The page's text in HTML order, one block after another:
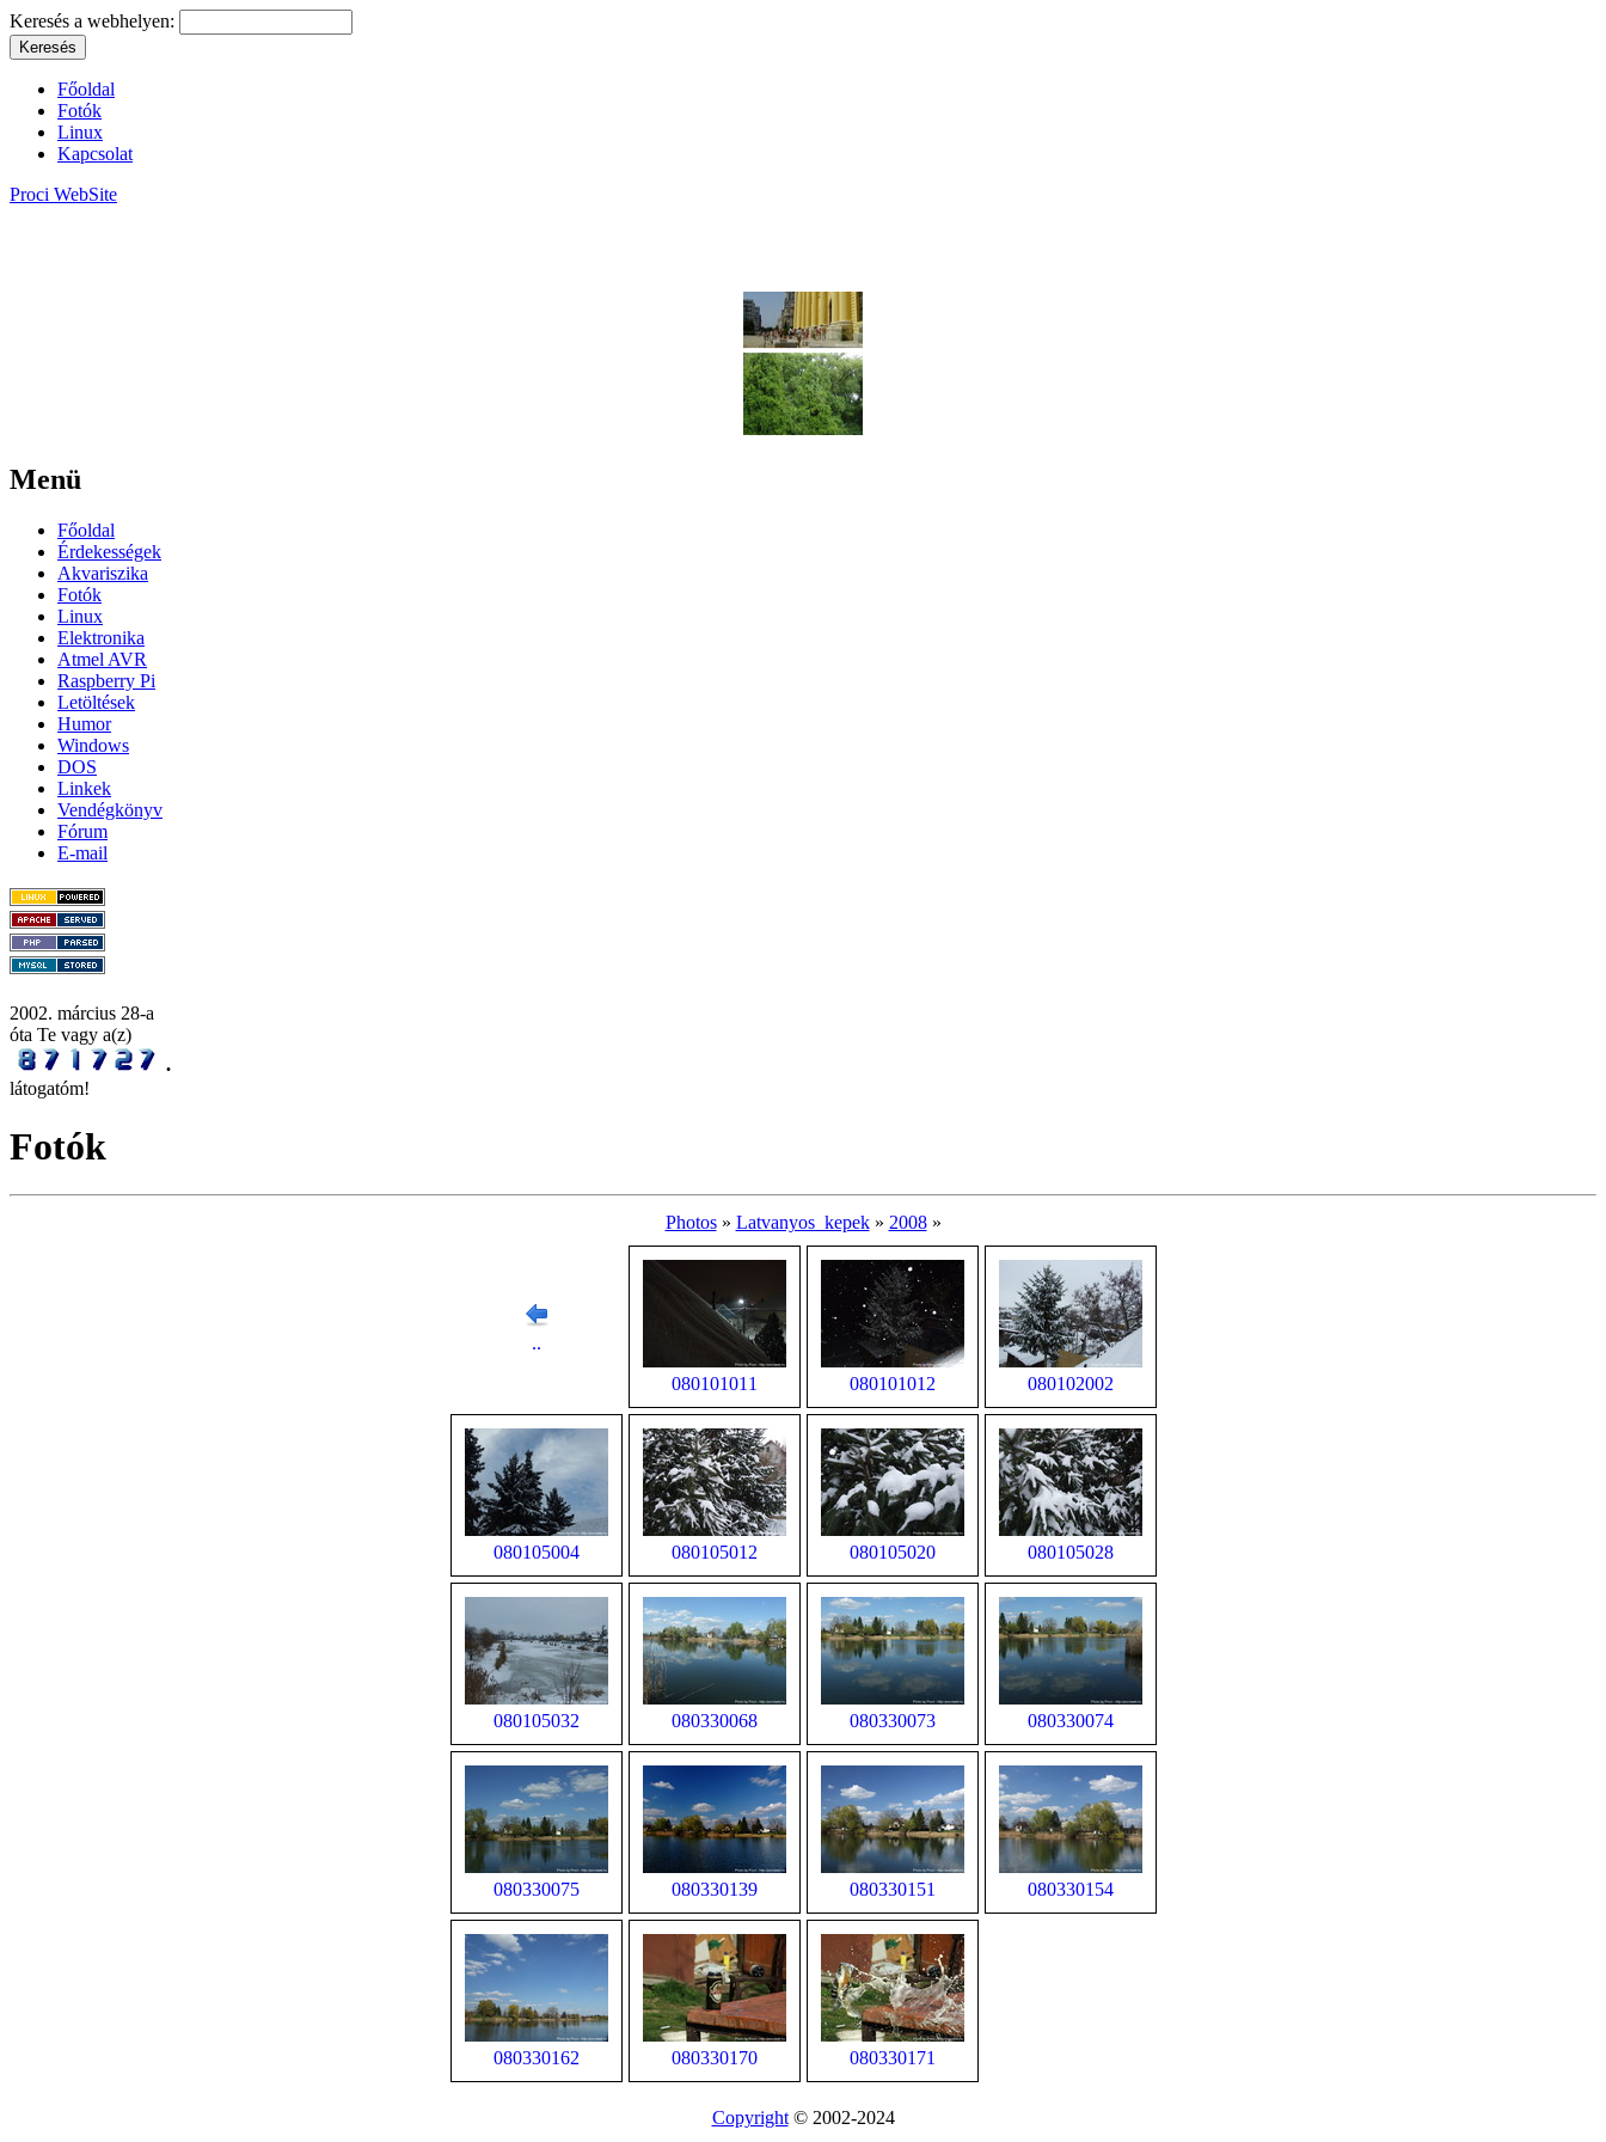
Keresés a webhelyen:
Főoldal
Fotók
Linux
Kapcsolat
Proci WebSite
Menü
Főoldal
Érdekességek
Akvariszika
Fotók
Linux
Elektronika
Atmel AVR
Raspberry Pi
Letöltések
Humor
Windows
DOS
Linkek
Vendégkönyv
Fórum
E-mail
2002. március 28-a
óta Te vagy a(z)
.
látogatóm!
Fotók
Photos» Latvanyos_kepek» 2008»
..
080101011
080101012 080102002
080105004 080105012 080105020 080105028
080105032 080330068 080330073 080330074
080330075 080330139 080330151 080330154
080330162 080330170 080330171
Copyright© 2002-2024